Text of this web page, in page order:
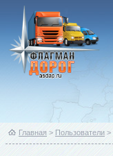
Главная > Пользователи >